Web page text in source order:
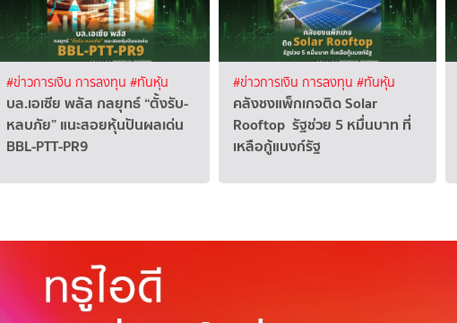
#ข่าวการเงิน การลงทุน #ทันหุ้น
บล.เอเซีย พลัส กลยุทธ์ “ตั้งรับ-
หลบภัย” แนะสอยหุ้นปันผลเด่น
BBL-PTT-PR9
#ข่าวการเงิน การลงทุน #ทันหุ้น
คลังชงแพ็กเกจติด Solar
Rooftop รัฐช่วย 5 หมื่นบาท ที่
เหลือกู้แบงก์รัฐ